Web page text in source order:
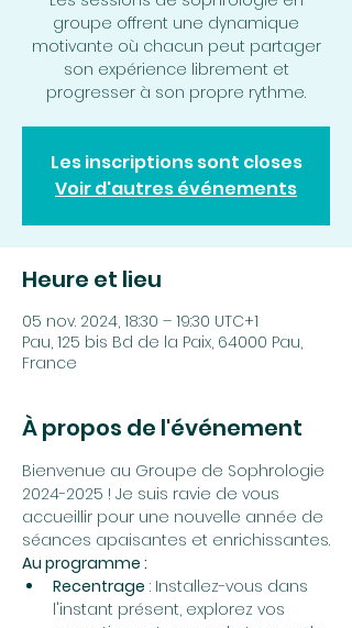
groupe offrent une dynamique
motivante où chacun peut partager
son expérience librement et
progresser à son propre rythme.
Les inscriptions sont closes
Voir d'autres événements
Heure et lieu
05 nov. 2024, 18:30 – 19:30 UTC+1
Pau, 125 bis Bd de la Paix, 64000 Pau,
France
À propos de l'événement
Bienvenue au Groupe de Sophrologie
2024-2025 ! Je suis ravie de vous
accueillir pour une nouvelle année de
séances apaisantes et enrichissantes.
Au programme :
Recentrage : Installez-vous dans
l'instant présent, explorez vos